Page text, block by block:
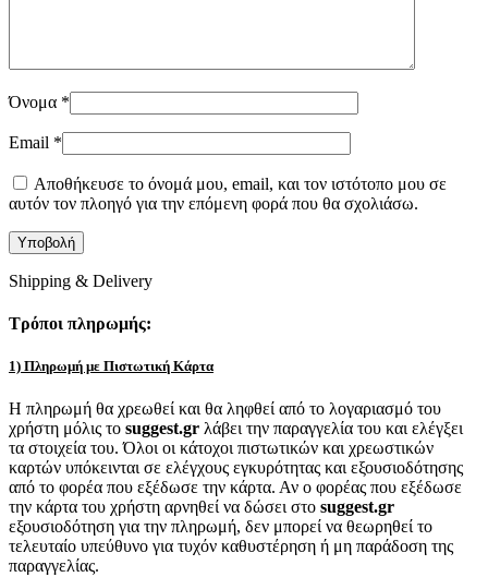
Όνομα *
Email *
Αποθήκευσε το όνομά μου, email, και τον ιστότοπο μου σε
αυτόν τον πλοηγό για την επόμενη φορά που θα σχολιάσω.
Shipping & Delivery
Τρόποι πληρωμής:
1) Πληρωμή με Πιστωτική Κάρτα
Η πληρωμή θα χρεωθεί και θα ληφθεί από το λογαριασμό του
χρήστη μόλις το suggest.gr λάβει την παραγγελία του και ελέγξει
τα στοιχεία του. Όλοι οι κάτοχοι πιστωτικών και χρεωστικών
καρτών υπόκεινται σε ελέγχους εγκυρότητας και εξουσιοδότησης
από το φορέα που εξέδωσε την κάρτα. Αν ο φορέας που εξέδωσε
την κάρτα του χρήστη αρνηθεί να δώσει στο suggest.gr
εξουσιοδότηση για την πληρωμή, δεν μπορεί να θεωρηθεί το
τελευταίο υπεύθυνο για τυχόν καθυστέρηση ή μη παράδοση της
παραγγελίας.